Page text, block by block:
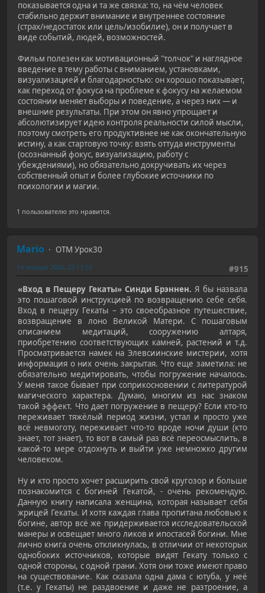
показывается одна и та же связка: то, на чём человек
стабильно держит внимание и внутреннее состояние
(страх/недостаток или цель/изобилие), он и получает в
виде событий, людей, возможностей.
Фильм полезен как мотивационный "толчок" и наглядное
введение в тему работы с вниманием, установками,
визуализацией и благодарностью: он хорошо показывает,
как переход от фокуса на проблеме к фокусу на желаемом
состоянии меняет выборы и поведение, а через них — и
внешние результаты. При этом он явно упрощает и
абсолютизирует идею контроля реальности силой мысли,
поэтому смотреть его продуктивнее не как окончательную
истину, а как стартовую точку: взять оттуда инструменты
(осознанный фокус, визуализацию, работу с
убеждениями), но обязательно докручивать их через
собственный опыт и более глубокие источники по
психологии и магии.
1 пользователю это нравится.
Mario
ОТМ Урок30
#915
14 января 2026, 22:13:53
«Вход в Пещеру Гекаты» Синди Брэннен. Я бы назвала
это пошаговой инструкцией по возвращению себе себя.
Вход в пещеру Гекаты – это своеобразное путешествие,
возвращение в лоно Великой Матери. С пошаговым
описанием медитаций, сооружению алтаря,
приобретению соответствующих камней, растений и т.д.
Просматривается намек на Элевсиинские мистерии, хотя
информация о них очень закрытая. Что еще заметила: не
обязательно медитировать, чтобы погружение началось.
У меня такое бывает при соприкосновении с литературой
магического характера. Думаю, многим из нас знаком
такой эффект. Что дает погружение в пещеру? Если кто-то
переживает тяжёлый период жизни, устал и просто уже
всё невмоготу, переживает что-то вроде ночи души (кто
знает, тот знает), то вот в самый раз всё переосмыслить, в
какой-то мере отдохнуть и выйти уже немножко другим
человеком.
Ну и кто просто хочет расширить свой кругозор и больше
познакомится с богиней Гекатой, - очень рекомендую.
Данную книгу написала женщина, которая называет себя
жрицей Гекаты. И хотя каждая глава пропитана любовью к
богине, автор всё же придерживается исследовательской
манеры и освещает много ликов и ипостасей богини. Мне
лично книга очень откликнулась, в отличии от некоторых
однобоких источников, которые видят Гекату только с
одной стороны, с одной грани. Хотя они тоже имеют право
на существование. Как сказала одна дама с ютуба, у неё
(т.е. у Гекаты) не раздвоение и даже не разтроение, а